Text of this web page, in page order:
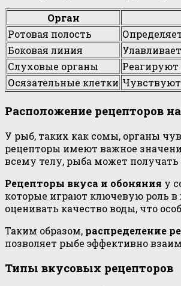
Орган
Ротовая полость
Боковая линия
Слуховые органы
Осязательные клетки
Расположение рецепторов
У рыб, таких как сомы, органы
рецепторы имеют важное
всему телу, рыба может
Рецепторы вкуса и обоняния у
которые играют ключевую роль
оценивать качество воды, что
Таким образом, распределение
позволяет рыбе эффективно
Типы вкусовых рецепторов